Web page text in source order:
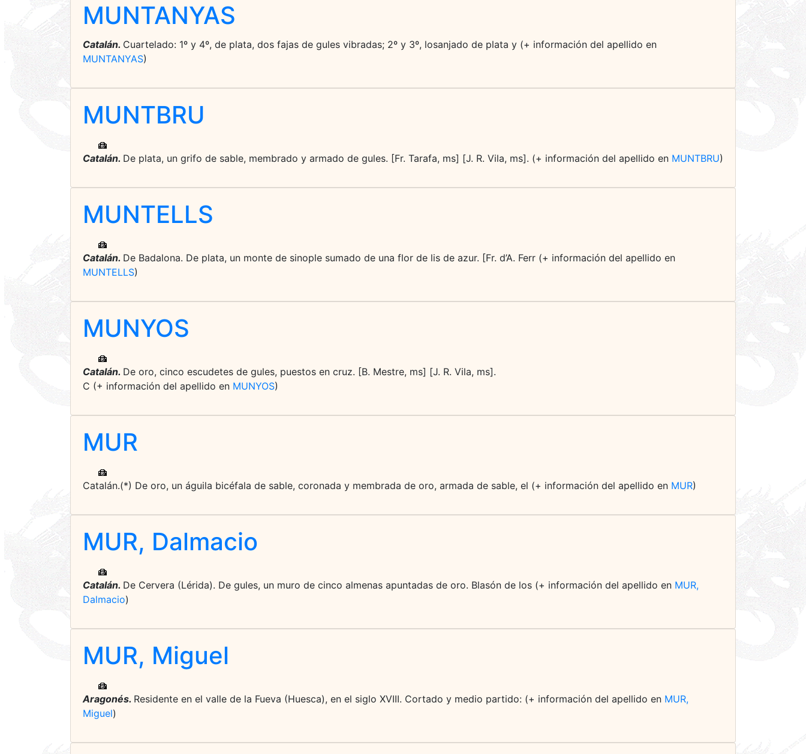
MUNTANYAS
Catalán. Cuartelado: 1º y 4º, de plata, dos fajas de gules vibradas; 2º y 3º, losanjado de plata y (+ información del apellido en
MUNTANYAS)
MUNTBRU
Catalán. De plata, un grifo de sable, membrado y armado de gules. [Fr. Tarafa, ms] [J. R. Vila, ms]. (+ información del apellido en MUNTBRU)
MUNTELLS
Catalán. De Badalona. De plata, un monte de sinople sumado de una flor de lis de azur. [Fr. d’A. Ferr (+ información del apellido en
MUNTELLS)
MUNYOS
Catalán. De oro, cinco escudetes de gules, puestos en cruz. [B. Mestre, ms] [J. R. Vila, ms].
C (+ información del apellido en MUNYOS)
MUR
Catalán.(*) De oro, un águila bicéfala de sable, coronada y membrada de oro, armada de sable, el (+ información del apellido en MUR)
MUR, Dalmacio
Catalán. De Cervera (Lérida). De gules, un muro de cinco almenas apuntadas de oro. Blasón de los (+ información del apellido en MUR,
Dalmacio)
MUR, Miguel
Aragonés. Residente en el valle de la Fueva (Huesca), en el siglo XVIII. Cortado y medio partido: (+ información del apellido en MUR,
Miguel)